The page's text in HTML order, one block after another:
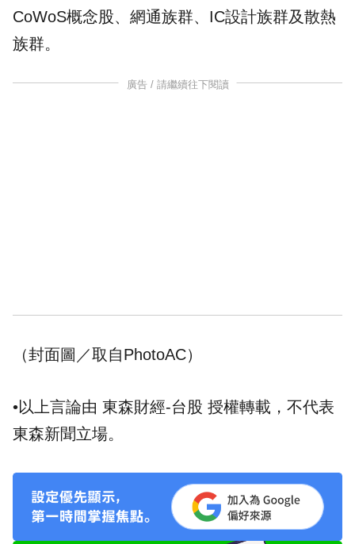
CoWoS概念股、 網通族群、 IC設計族群及散熱
族群。
廣告 / 請繼續往下閱讀
（封面圖／取自PhotoAC）
•以上言論由 東森財經-台股 授權轉載，不代表
東森新聞立場。